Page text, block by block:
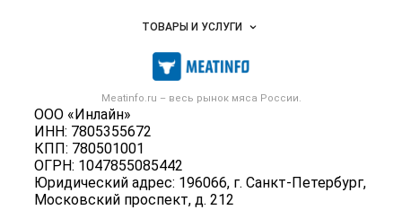
Meatinfo.ru – весь рынок мяса России.
ООО «Инлайн»
ИНН: 7805355672
КПП: 780501001
ОГРН: 1047855085442
Юридический адрес: 196066, г. Санкт-Петербург,
Московский проспект, д. 212
Размещение рекламы
Публичная оферта
Контактная информация
Политика обработки персональных данных
Объявления
Новости рынка
Мониторинг
Вакансии
ТОВАРЫ И УСЛУГИ
Мясо, мясопродукты
Скот в живом весе
Колбасы, сосиски, деликатесы
Мясные полуфабрикаты
Мясные снеки
Яйца